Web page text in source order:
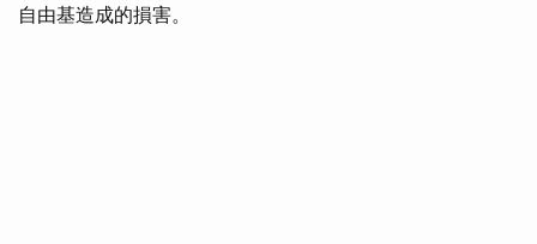
自由基造成的損害。